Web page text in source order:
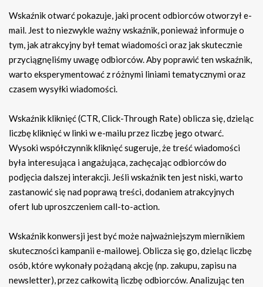
Wskaźnik otwarć pokazuje, jaki procent odbiorców otworzył e-
mail. Jest to niezwykle ważny wskaźnik, ponieważ informuje o
tym, jak atrakcyjny był temat wiadomości oraz jak skutecznie
przyciągnęliśmy uwagę odbiorców. Aby poprawić ten wskaźnik,
warto eksperymentować z różnymi liniami tematycznymi oraz
czasem wysyłki wiadomości.
Wskaźnik kliknięć (CTR, Click-Through Rate) oblicza się, dzieląc
liczbę kliknięć w linki w e-mailu przez liczbę jego otwarć.
Wysoki współczynnik kliknięć sugeruje, że treść wiadomości
była interesująca i angażująca, zachęcając odbiorców do
podjęcia dalszej interakcji. Jeśli wskaźnik ten jest niski, warto
zastanowić się nad poprawą treści, dodaniem atrakcyjnych
ofert lub uproszczeniem call-to-action.
Wskaźnik konwersji jest być może najważniejszym miernikiem
skuteczności kampanii e-mailowej. Oblicza się go, dzieląc liczbę
osób, które wykonały pożądaną akcję (np. zakupu, zapisu na
newsletter), przez całkowitą liczbę odbiorców. Analizując ten